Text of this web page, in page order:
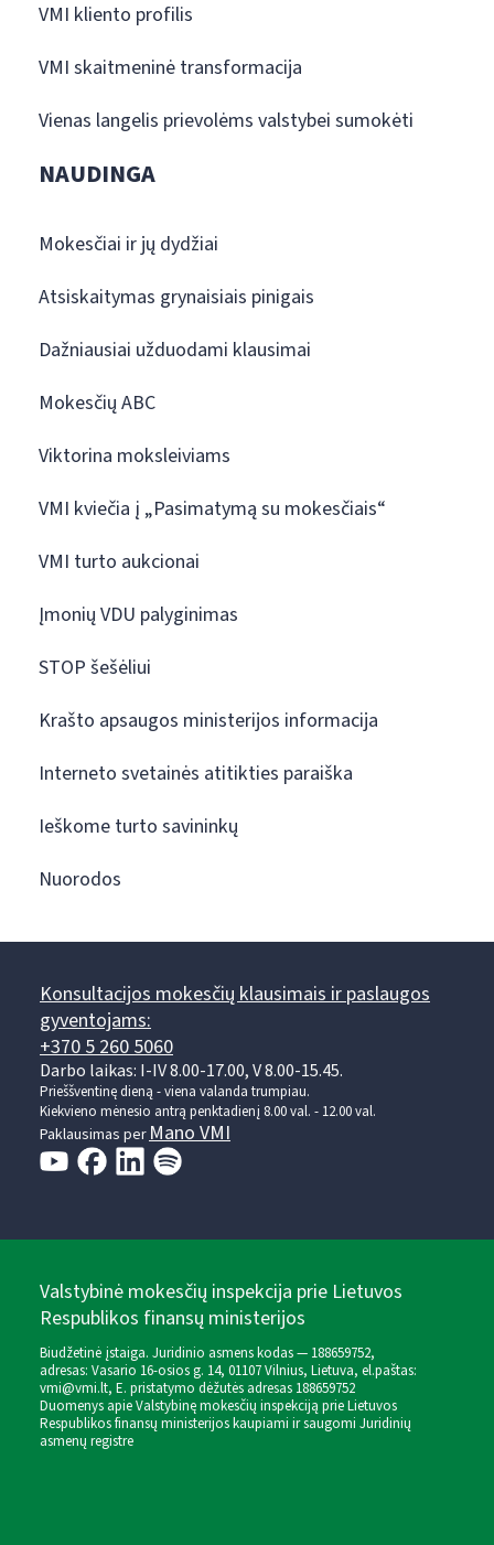
VMI kliento profilis
VMI skaitmeninė transformacija
Vienas langelis prievolėms valstybei sumokėti
NAUDINGA
Mokesčiai ir jų dydžiai
Atsiskaitymas grynaisiais pinigais
Dažniausiai užduodami klausimai
Mokesčių ABC
Viktorina moksleiviams
VMI kviečia į „Pasimatymą su mokesčiais“
VMI turto aukcionai
Įmonių VDU palyginimas
STOP šešėliui
Krašto apsaugos ministerijos informacija
Interneto svetainės atitikties paraiška
Ieškome turto savininkų
Nuorodos
Konsultacijos mokesčių klausimais ir paslaugos
gyventojams:
+370 5 260 5060
Darbo laikas: I-IV 8.00-17.00, V 8.00-15.45.
Prieššventinę dieną - viena valanda trumpiau.
Kiekvieno mėnesio antrą penktadienį 8.00 val. - 12.00 val.
Paklausimas perMano VMI
Valstybinė mokesčių inspekcija prie Lietuvos
Respublikos finansų ministerijos
Biudžetinė įstaiga. Juridinio asmens kodas — 188659752,
adresas: Vasario 16-osios g. 14, 01107 Vilnius, Lietuva, el.paštas:
vmi@vmi.lt, E. pristatymo dėžutės adresas 188659752
Duomenys apie Valstybinę mokesčių inspekciją prie Lietuvos
Respublikos finansų ministerijos kaupiami ir saugomi Juridinių
asmenų registre